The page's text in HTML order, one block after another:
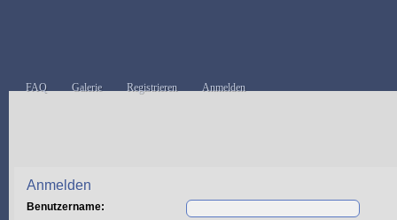
FAQ Galerie Registrieren Anmelden
Anmelden
Benutzername: